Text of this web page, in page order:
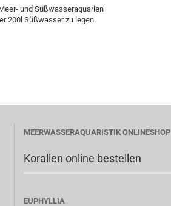
und Süßwasseraquarien
200l Süßwasser zu legen.
MEERWASSERAQUARISTIK ONLINESHOP
Korallen online bestellen
EUPHYLLIA